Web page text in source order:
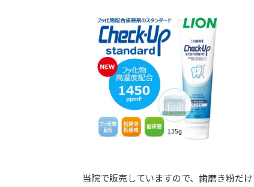
当院で販売していますので、歯磨き粉だ